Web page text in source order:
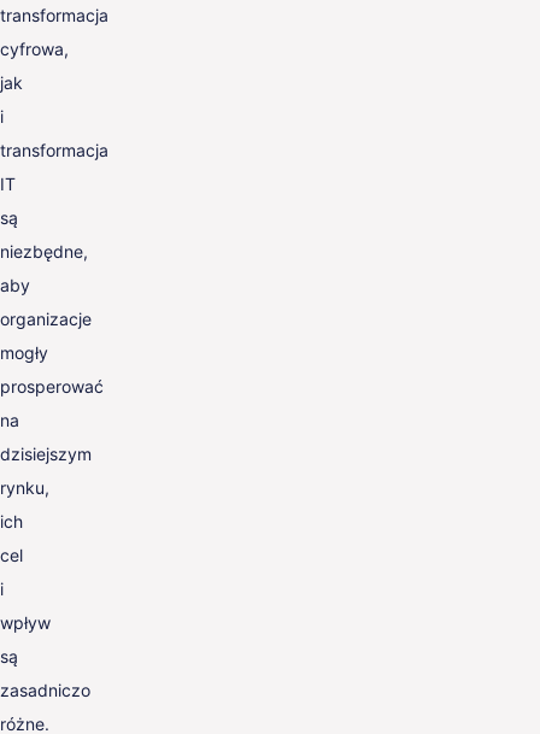
transformacja
cyfrowa,
jak
i
transformacja
IT
są
niezbędne,
aby
organizacje
mogły
prosperować
na
dzisiejszym
rynku,
ich
cel
i
wpływ
są
zasadniczo
różne.